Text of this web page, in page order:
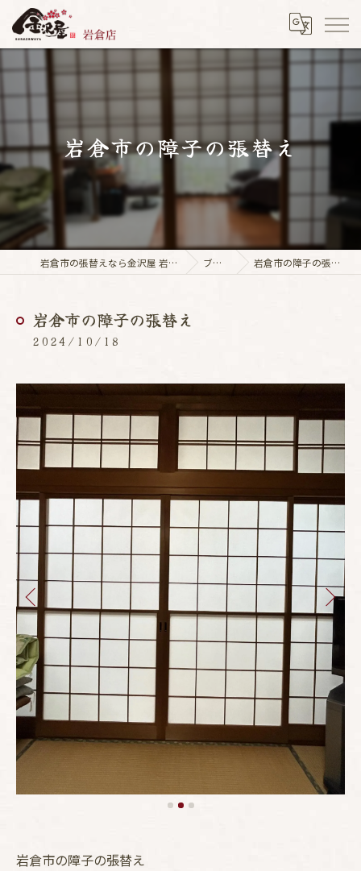
岩倉市の障子の張替え
岩倉市の張替えなら金沢屋 岩倉店 ブログ 岩倉市の障子の張替え
岩倉市の障子の張替え
2024/10/18
岩倉市の障子の張替え